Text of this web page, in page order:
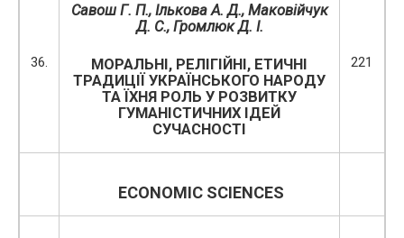
36.
Савош Г. П., Ількова А. Д., Маковійчук
Д. С., Громлюк Д. І.
МОРАЛЬНІ, РЕЛІГІЙНІ, ЕТИЧНІ
ТРАДИЦІЇ УКРАЇНСЬКОГО НАРОДУ
ТА ЇХНЯ РОЛЬ У РОЗВИТКУ
ГУМАНІСТИЧНИХ ІДЕЙ
СУЧАСНОСТІ
221
ECONOMIC SCIENCES